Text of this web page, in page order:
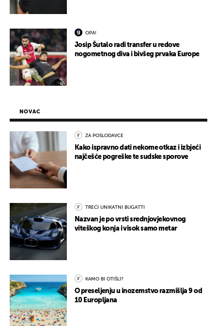
OPA!
Josip Šutalo radi transfer u redove
nogometnog diva i bivšeg prvaka Europe
NOVAC
ZA POSLODAVCE
Kako ispravno dati nekome otkaz i izbjeći
najčešće pogreške te sudske sporove
TREĆI UNIKATNI BUGATTI
Nazvan je po vrsti srednjovjekovnog
viteškog konja i visok samo metar
KAMO BI OTIŠLI?
O preseljenju u inozemstvo razmišlja 9 od
10 Europljana